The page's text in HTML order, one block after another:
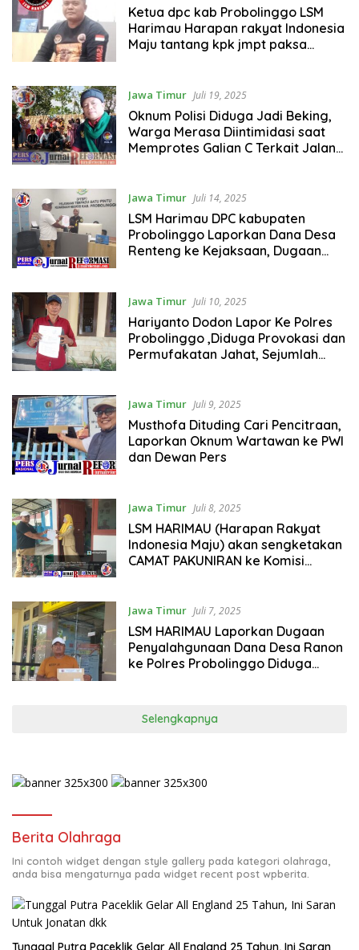
Ketua dpc kab Probolinggo LSM
Harimau Harapan rakyat Indonesia
Maju tantang kpk jmpt paksa
Jawa Timur Juli 19, 2025
Oknum Polisi Diduga Jadi Beking,
Warga Merasa Diintimidasi saat
Memprotes Galian C Terkait Jalan
Jawa Timur Juli 14, 2025
LSM Harimau DPC kabupaten
Probolinggo Laporkan Dana Desa
Renteng ke Kejaksaan, Dugaan
Jawa Timur Juli 10, 2025
Hariyanto Dodon Lapor Ke Polres
Probolinggo ,Diduga Provokasi dan
Permufakatan Jahat, Sejumlah
Jawa Timur Juli 9, 2025
Musthofa Dituding Cari Pencitraan,
Laporkan Oknum Wartawan ke PWI
dan Dewan Pers
Jawa Timur Juli 8, 2025
LSM HARIMAU (Harapan Rakyat
Indonesia Maju) akan sengketakan
CAMAT PAKUNIRAN ke Komisi
Jawa Timur Juli 7, 2025
LSM HARIMAU Laporkan Dugaan
Penyalahgunaan Dana Desa Ranon
ke Polres Probolinggo Diduga
Selengkapnya
Berita Olahraga
Ini contoh widget dengan style gallery pada kategori olahraga,
anda bisa mengaturnya pada widget recent post wpberita.
Tunggal Putra Paceklik Gelar All England 25 Tahun, Ini Saran